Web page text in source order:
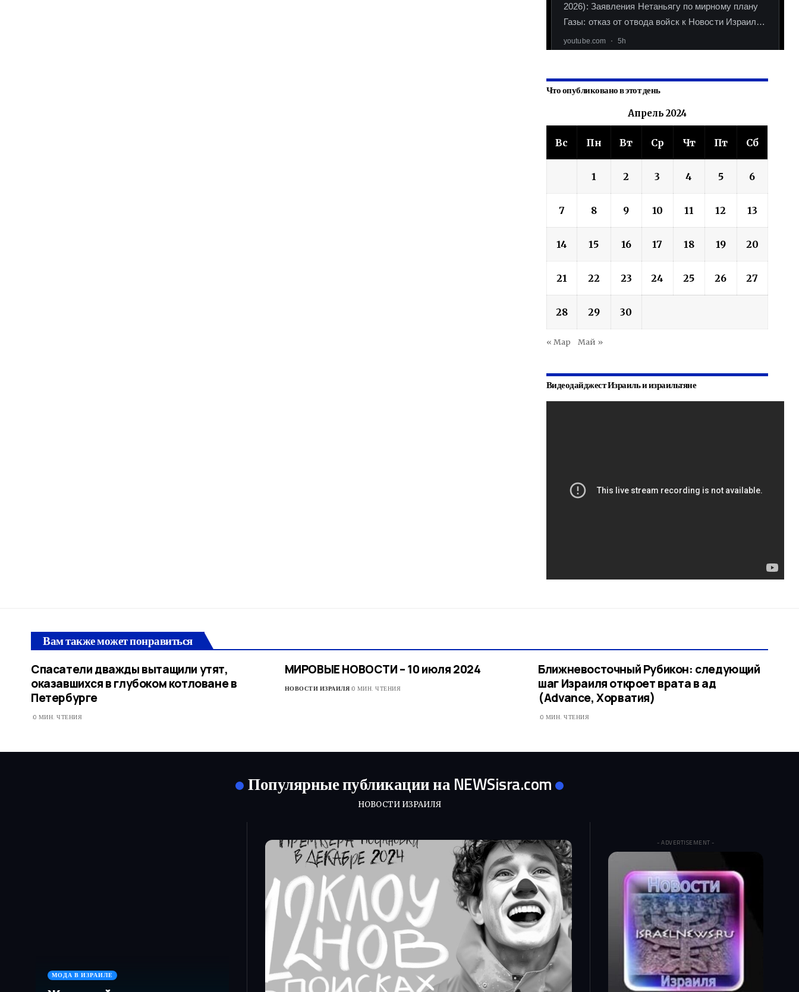
Что опубликовано в этот день
Апрель 2024
Вс Пн Вт Ср Чт Пт Сб
1 2 3 4 5 6
7 8 9 10 11 12 13
14 15 16 17 18 19 20
21 22 23 24 25 26 27
28 29 30
« Мар Май »
Видеодайджест Израиль и израильтяне
Вам также может понравиться
Спасатели дважды вытащили утят,
оказавшихся в глубоком котловане в
Петербурге
0 МИН. ЧТЕНИЯ
МИРОВЫЕ НОВОСТИ – 10 июля 2024
НОВОСТИ ИЗРАИЛЯ 0 МИН. ЧТЕНИЯ
Ближневосточный Рубикон: следующий
шаг Израиля откроет врата в ад
(Advance, Хорватия)
0 МИН. ЧТЕНИЯ
Популярные публикации на NEWSisra.com
НОВОСТИ ИЗРАИЛЯ
МОДА В ИЗРАИЛЕ
- ADVERTISEMENT -